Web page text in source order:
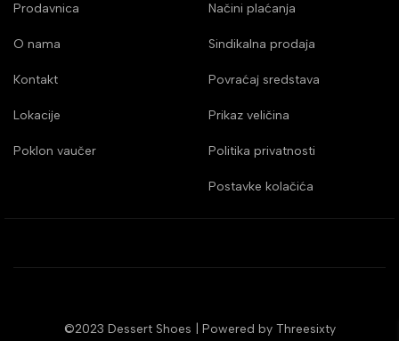
Prodavnica
O nama
Kontakt
Lokacije
Poklon vaučer
Načini plaćanja
Sindikalna prodaja
Povraćaj sredstava
Prikaz veličina
Politika privatnosti
Postavke kolačića
©2023 Dessert Shoes | Powered by Threesixty